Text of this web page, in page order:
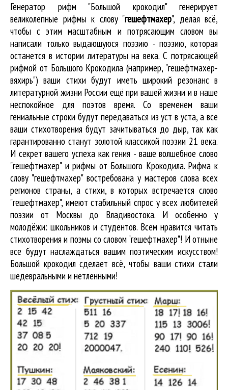
Генератор рифм "Большой крокодил" генерирует
великолепные рифмы к слову "гешефтмахер", делая всё,
чтобы с этим масштабным и потрясающим словом вы
написали только выдающуюся поэзию - поэзию, которая
останется в истории литературы на века. С потрясающей
рифмой от Большого Крокодила (например, "гешефтмахер-
вяхирь") ваши стихи будут иметь широкий резонанс в
литературной жизни России ещё при вашей жизни и в наше
неспокойное для поэтов время. Со временем ваши
гениальные строки будут передаваться из уст в уста, а все
ваши стихотворения будут зачитываться до дыр, так как
гарантированно станут золотой классикой поэзии 21 века.
И секрет вашего успеха как гения - ваше волшебное слово
"гешефтмахер" и рифмы от Большого Крокодила. Рифма к
слову "гешефтмахер" востребована у мастеров слова всех
регионов страны, а стихи, в которых встречается слово
"гешефтмахер", имеют стабильный спрос у всех любителей
поэзии от Москвы до Владивостока. И особенно у
молодёжи: школьников и студентов. Всем нравится читать
стихотворения и поэмы со словом "гешефтмахер"! И отныне
все будут наслаждаться вашим поэтическим искусством!
Большой крокодил cделает всё, чтобы ваши стихи стали
шедевральными и нетленными!